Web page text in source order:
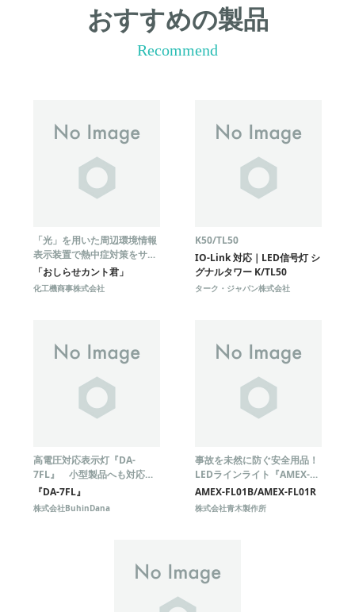
おすすめの製品
Recommend
「光」を用いた周辺環境情報
表示装置で熱中症対策をサポ
ート
「おしらせカント君」
化工機商事株式会社
K50/TL50
IO-Link 対応｜LED信号灯 シ
グナルタワー K/TL50
ターク・ジャパン株式会社
高電圧対応表示灯『DA-
7FL』 小型製品へも対応可
能！
『DA-7FL』
株式会社BuhinDana
事故を未然に防ぐ安全用品！
LEDラインライト『AMEX-
FL01B/AMEX-FL01R』
AMEX-FL01B/AMEX-FL01R
株式会社青木製作所